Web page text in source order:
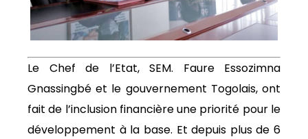
Le Chef de l’Etat, SEM. Faure Essozimna
Gnassingbé et le gouvernement Togolais, ont
fait de l’inclusion financière une priorité pour le
développement à la base. Et depuis plus de 6